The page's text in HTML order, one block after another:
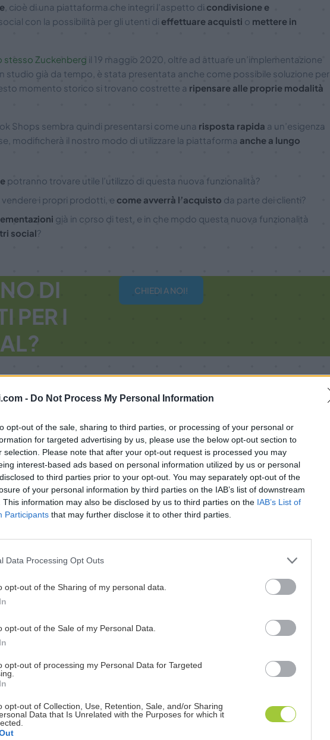
- Do Not Process My Personal Information
opt-out of the sale, sharing to third parties, or processing of your personal or
for targeted advertising by us, please use the below opt-out section to
selection. Please note that after your opt-out request is processed you may
interest-based ads based on personal information utilized by us or personal
to third parties prior to your opt-out. You may separately opt-out of the
of your personal information by third parties on the IAB’s list of downstream
This information may also be disclosed by us to third parties on the IAB’s List of
Participants that may further disclose it to other third parties.
Data Processing Opt Outs
opt-out of the Sharing of my personal data.
opt-out of the Sale of my Personal Data.
opt-out of processing my Personal Data for Targeted
opt-out of Collection, Use, Retention, Sale, and/or Sharing
Data that Is Unrelated with the Purposes for which it
, cioè di una piattaforma che integri l’aspetto di condivisione e
con la possibilità per gli utenti di effettuare acquisti o mettere in
stesso Zuckenberg il 19 maggio 2020, oltre ad attuare un’implementazione
studio già da tempo, è stata presentata anche come possibile soluzione per
momento storico si trovano costrette a ripensare alle proprie modalità
Shops sembra quindi presentarsi come una risposta rapida a un’esigenza
modificherà il nostro modo di utilizzare la piattaforma anche a lungo
potranno trovare utile l’utilizzo di questa nuova funzionalità?
i propri prodotti, e come avverrà l’acquisto da parte dei clienti?
già in corso di test, e in che modo questa nuova funzionalità
social?
DI
PER I
CHIEDI A NOI!
perchè può essere utile?
intenzioni, una grande opportunità per tutte le aziende che ancora non si
proprio
ma, alla luce degli ultimi avvenimenti, si trovano costrette a
propria attività